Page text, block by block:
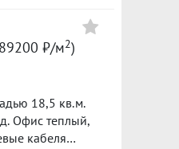
прямые. Это
перегородки
3 метра —
окна —
не будут
—
можно
₽/м2)
18,5 кв.м.
Офис теплый,
кабеля